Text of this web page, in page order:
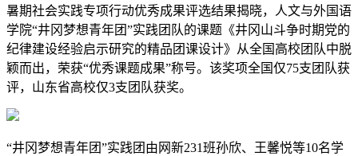
暑期社会实践专项行动优秀成果评选结果揭晓，人文与外国语
学院“井冈梦想青年团”实践团队的课题《井冈山斗争时期党的
纪律建设经验启示研究的精品团课设计》从全国高校团队中脱
颖而出，荣获“优秀课题成果”称号。该奖项全国仅75支团队获
评，山东省高校仅3支团队获奖。
“井冈梦想青年团”实践团由网新231班孙欣、王馨悦等10名学